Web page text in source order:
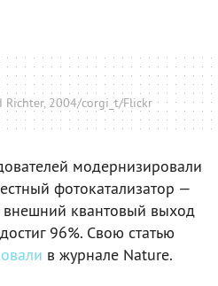
Richter, 2004/corgi_t/Flickr
модернизировали
фотокатализатор —
внешний квантовый выход
96%. Свою статью
в журнале Nature.